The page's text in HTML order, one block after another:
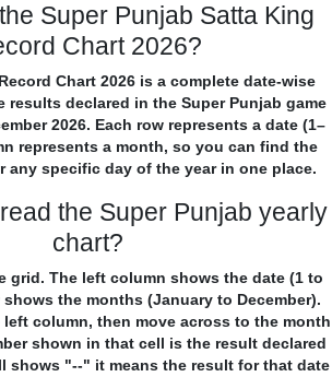
Super Punjab Satta King
Chart 2026?
Chart 2026 is a complete date-wise
results declared in the Super Punjab game
2026. Each row represents a date (1–
represents a month, so you can find the
any specific day of the year in one place.
the Super Punjab yearly
chart?
grid. The left column shows the date (1 to
the months (January to December).
column, then move across to the month
shown in that cell is the result declared
shows "--" it means the result for that date